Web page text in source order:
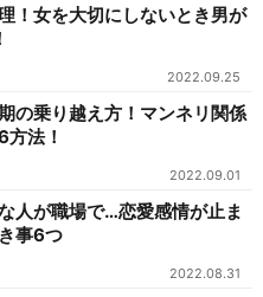
！女を大切にしないとき男が
2022.09.25
の乗り越え方！マンネリ関係
法！
2022.09.01
人が職場で…恋愛感情が止ま
事6つ
2022.08.31